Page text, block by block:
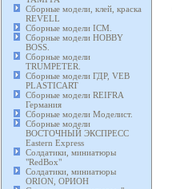
Сборные модели, клей, краска
REVELL
Сборные модели ICM.
Сборные модели HOBBY
BOSS.
Сборные модели
TRUMPETER.
Сборные модели ГДР, VEB
PLASTICART
Сборные модели REIFRA
Германия
Сборные модели Моделист.
Сборные модели
ВОСТОЧНЫЙ ЭКСПРЕСС
Eastern Express
Солдатики, миниатюры
"RedBox"
Солдатики, миниатюры
ORION, ОРИОН